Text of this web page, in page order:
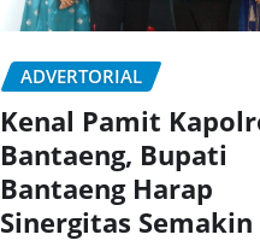
ADVERTORIAL
Kenal Pamit
Bantaeng, Bupati
Bantaeng Harap
Sinergitas